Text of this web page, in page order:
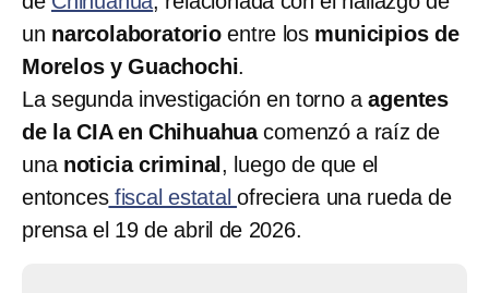
un narcolaboratorioentre los municipios de
Morelos y Guachochi.
La segunda investigación en torno a agentes
de la CIA en Chihuahuacomenzó a raíz de
una noticia criminal , luego de que el
entoncesfiscal estatalofreciera una rueda de
prensa el 19 de abril de 2026.